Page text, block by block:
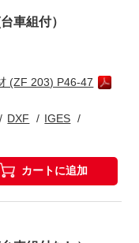
車組付）
(ZF 203) P46-47
DXF
IGES
カートに追加